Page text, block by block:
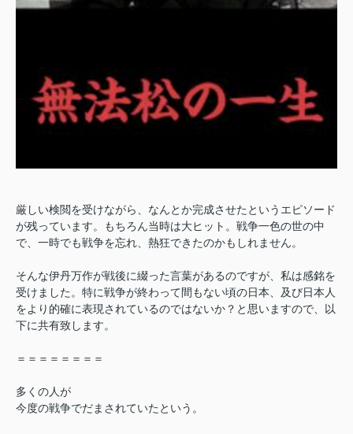
厳しい検閲を受けながら、なんとか完成させたというエピソード
が残っています。もちろん当時は大ヒット。戦争一色の世の中
で、一時でも戦争を忘れ、熱狂できたのかもしれません。
そんな伊丹万作が戦後に綴った言葉があるのですが、私は感銘を
受けました。特に戦争が終わって間もない頃の日本、及び日本人
をより的確に表現されているのではないか？と思いますので、以
下に共有致します。
＝＝＝＝＝＝＝＝
多くの人が
今度の戦争でだまされていたという。